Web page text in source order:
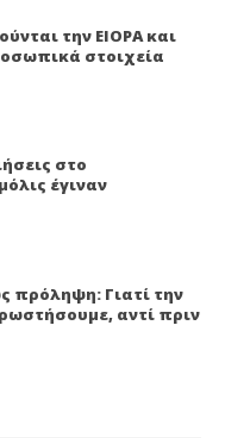
την EIOPA και
στοιχεία
στο
έγιναν
πρόληψη: Γιατί την
αντί πριν